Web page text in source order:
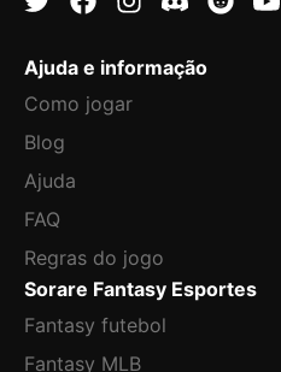
Ajuda e informação
Como jogar
Blog
Ajuda
FAQ
Regras do jogo
Sorare Fantasy Esportes
Fantasy futebol
Fantasy MLB